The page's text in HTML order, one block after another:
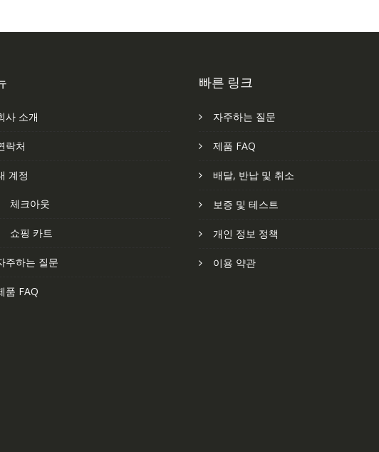
사 소개
락처
계정
체크아웃
쇼핑 카트
주하는 질문
품 FAQ
빠른 링크
자주하는 질문
제품 FAQ
배달, 반납 및 취소
보증 및 테스트
개인 정보 정책
이용 약관